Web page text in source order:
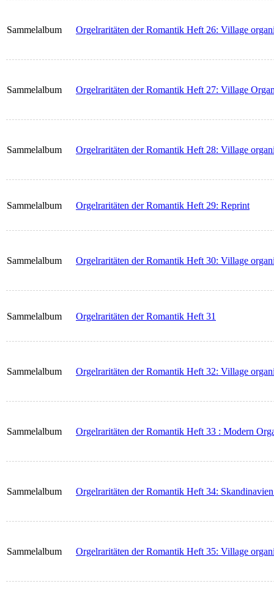
Sammelalbum Orgelraritäten der Romantik Heft 26: Village
Sammelalbum Orgelraritäten der Romantik Heft 27: Village
Sammelalbum Orgelraritäten der Romantik Heft 28: Village
Sammelalbum Orgelraritäten der Romantik Heft 29: Reprint
Sammelalbum Orgelraritäten der Romantik Heft 30: Village
Sammelalbum Orgelraritäten der Romantik Heft 31
Sammelalbum Orgelraritäten der Romantik Heft 32: Village
Sammelalbum Orgelraritäten der Romantik Heft 33 : Modern
Sammelalbum Orgelraritäten der Romantik Heft 34:
Sammelalbum Orgelraritäten der Romantik Heft 35: Village